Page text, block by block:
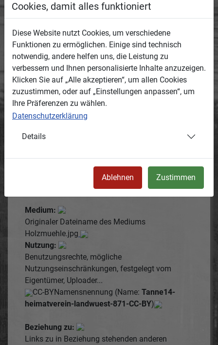
entstanden ist.
geschätzt
Ort:
Ortsbeschreibung, wo das Medium entstanden
ist.
vor der Holzmühle, Blick nach Norden
50.28254,12.33379
Kommentare können nur durch registrierte
können nur durch registrierte Erfasser eingestellt
Medium:
Originaler Dateiname des Mediums
Holzmuehle.jpg
Nutzung:
Benutzungsrechte, mögliche
Nutzungseinschränkungen, festgelegt vom
Eigentümer, Uploader...
CC-BY Namensnennung (Name: Tanne14-
heimatverein-landwuest-871-CC-BY)
Beziehung zu:
Links zu in Beziehung stehenden anderen
Cookies, damit alles funktioniert
Diese Website nutzt Cookies, um verschiedene
Funktionen zu ermöglichen. Einige sind technisch
notwendig, andere helfen uns, die Leistung zu
verbessern und Ihnen personalisierte Inhalte anzuzeigen.
Klicken Sie auf „Alle akzeptieren“, um allen Cookies
zuzustimmen, oder auf „Einstellungen anpassen“, um
Ihre Präferenzen zu wählen.
Datenschutzerklärung
Details
Ablehnen Zustimmen